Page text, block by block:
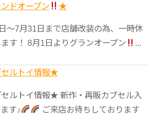
ドオープン ★
〜7月31日まで店舗改装の為、一時休
す！ 8月1日よりグランオープン
...
ルトイ情報★
ルトイ情報★ 新作・再販カプセル入
す♪
ご来店お待ちしております